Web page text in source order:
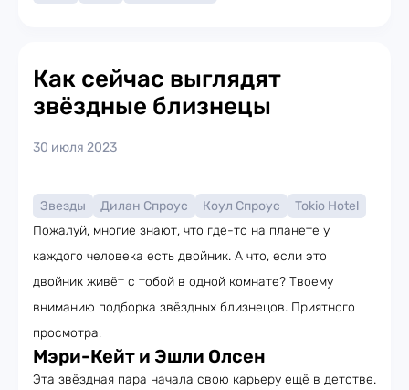
Как сейчас выглядят
звёздные близнецы
30 июля 2023
Звезды Дилан Спроус Коул Спроус
Tokio Hotel
Пожалуй, многие знают, что где-то на планете у
каждого человека есть двойник. А что, если это
двойник живёт с тобой в одной комнате? Твоему
вниманию подборка звёздных близнецов. Приятного
просмотра!
Мэри-Кейт и Эшли Олсен
Эта звёздная пара начала свою карьеру ещё в детстве.